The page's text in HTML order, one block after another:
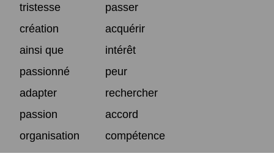
tristesse
passer
création
acquérir
ainsi que
intérêt
passionné
peur
adapter
rechercher
passion
accord
organisation
compétence